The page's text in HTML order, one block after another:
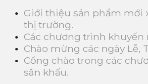
Giới thiệu sản phẩm mới
thị trường.
Các chương trình khuyến
Chào mừng các ngày Lễ,
Cổng chào trong các
sân khấu.